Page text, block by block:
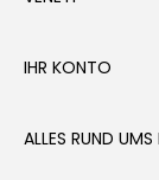
IHR KONTO
ALLES RUND UMS